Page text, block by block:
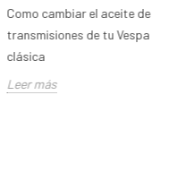
Como cambiar el aceite de
transmisiones de tu Vespa
clásica
Leer más